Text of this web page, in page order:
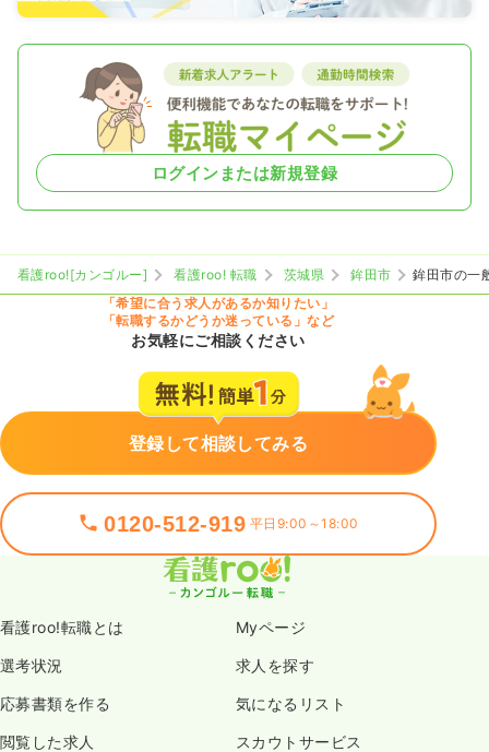
ログインまたは新規登録
看護roo![カンゴルー] 看護roo! 転職 茨城県 鉾田市
鉾田市の一
「希望に合う求人があるか知りたい」
「転職するかどうか迷っている」など
お気軽にご相談ください
登録して相談してみる
0120-512-919 平日9:00～18:00
看護roo!転職とは Myページ
選考状況 求人を探す
応募書類を作る 気になるリスト
閲覧した求人 スカウトサービス